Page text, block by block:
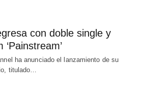
con doble single y
ha anunciado el lanzamiento de su
titulado…